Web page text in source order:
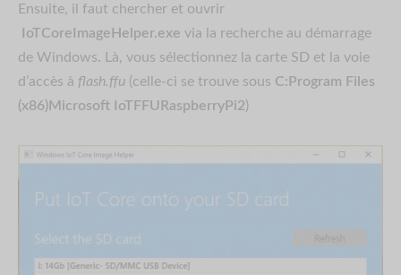
Ensuite, il faut chercher et ouvrir
IoTCoreImageHelper.exe via la recherche au démarrage
de Windows. Là, vous sélectionnez la carte SD et la voie
d’accès à flash.ffu (celle-ci se trouve sous C:Program Files
(x86)Microsoft IoTFFURaspberryPi2)